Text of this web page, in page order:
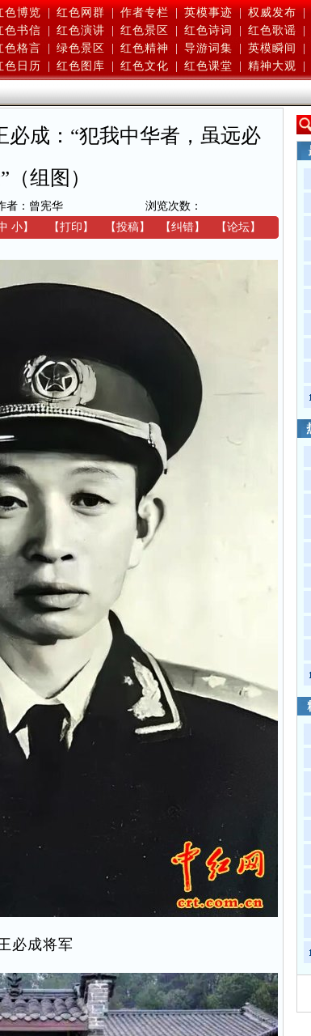
色博览 | 红色网群 | 作者专栏 | 英模事迹 | 权威发布 |
色书信
红色演讲 红色景区 红色诗词 红色歌谣
色格言
绿色景区 红色精神 导游词集 英模瞬间
色日历
红色图库 红色文化 红色课堂 精神大观
必成：“犯我中华者，虽远必
（组图）
者：曾宪华
浏览次数：
小】 【打印 】 【投稿】 【纠错】 【论坛】
必成将军